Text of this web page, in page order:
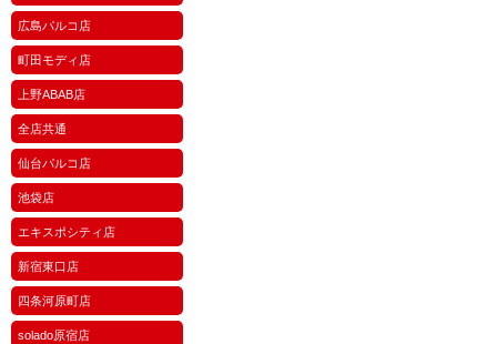
広島パルコ店
町田モディ店
上野ABAB店
全店共通
仙台パルコ店
池袋店
エキスポシティ店
新宿東口店
四条河原町店
solado原宿店